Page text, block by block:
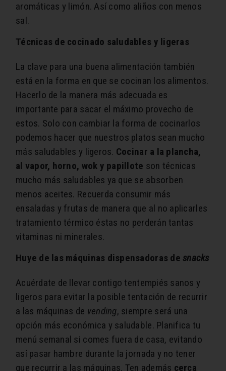
aromáticas y limón. Así como aliños con menos
sal.
Técnicas de cocinado saludables y ligeras
La clave para una buena alimentación también
está en la forma en que se cocinan los alimentos.
Hacerlo de la manera más adecuada es
importante para sacar el máximo provecho de
estos. Solo con cambiar la forma de cocinarlos
podemos hacer que nuestros platos sean mucho
más saludables y ligeros. Cocinar a la plancha,
al vapor, horno, wok y papillote son técnicas
mucho más saludables ya que se absorben
menos aceites. Recuerda consumir más
ensaladas y frutas de manera que al no aplicarles
tratamiento térmico éstas no perderán tantas
vitaminas ni minerales.
Huye de las máquinas dispensadoras de snacks
Acuérdate de llevar contigo tentempiés sanos y
ligeros para evitar la posible tentación de recurrir
a las máquinas de vending, siempre será una
opción más económica y saludable. Planifica tu
menú semanal si comes fuera de casa, evitando
así pasar hambre durante la jornada y no tener
que recurrir a las máquinas. Ten además cerca